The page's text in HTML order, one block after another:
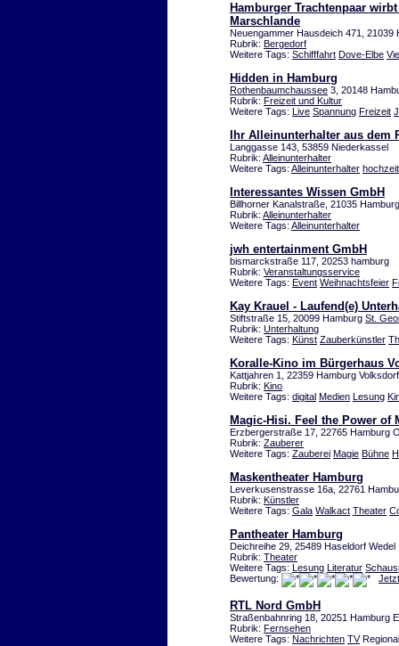
Hamburger Trachtenpaar
Marschlande
Neuengammer Hausdeich 471, 21039
Rubrik: Bergedorf
Weitere Tags: Schifffahrt Dove-Elbe
Hidden in Hamburg
Rothenbaumchaussee 3, 20148
Rubrik: Freizeit und Kultur
Weitere Tags: Live Spannung Freizeit
Ihr Alleinunterhalter aus dem
Langgasse 143, 53859 Niederkassel
Rubrik: Alleinunterhalter
Weitere Tags: Alleinunterhalter hochzeit
Interessantes Wissen GmbH
Billhorner Kanalstraße, 21035
Rubrik: Alleinunterhalter
Weitere Tags: Alleinunterhalter
jwh entertainment GmbH
bismarckstraße 117, 20253 hamburg
Rubrik: Veranstaltungsservice
Weitere Tags: Event Weihnachtsfeier
Kay Krauel - Laufend(e)
Stiftstraße 15, 20099 Hamburg St.
Rubrik: Unterhaltung
Weitere Tags: Künst Zauberkünstler
Koralle-Kino im Bürgerhaus
Kattjahren 1, 22359 Hamburg Volksdorf
Rubrik: Kino
Weitere Tags: digital Medien Lesung
Magic-Hisi. Feel the Power of
Erzbergerstraße 17, 22765 Hamburg
Rubrik: Zauberer
Weitere Tags: Zauberei Magie Bühne
Maskentheater Hamburg
Leverkusenstrasse 16a, 22761
Rubrik: Künstler
Weitere Tags: Gala Walkact Theater
Pantheater Hamburg
Deichreihe 29, 25489 Haseldorf Wedel
Rubrik: Theater
Weitere Tags: Lesung Literatur
Bewertung:
RTL Nord GmbH
Straßenbahnring 18, 20251 Hamburg
Rubrik: Fernsehen
Weitere Tags: Nachrichten TV